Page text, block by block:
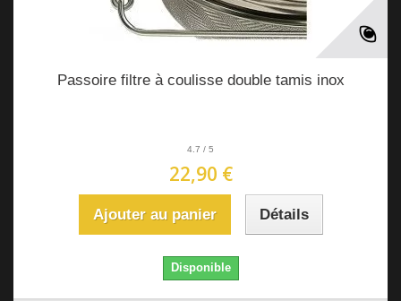
Passoire filtre à coulisse double tamis inox
4.7 / 5
22,90 €
Ajouter au panier Détails
Disponible